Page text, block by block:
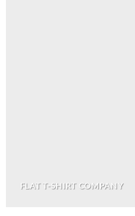
FLAT T-SHIRT COMPANY